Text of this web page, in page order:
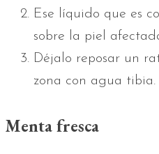
Ese líquido que es
sobre la piel
Déjalo reposar un
zona con agua tibia.
Menta fresca